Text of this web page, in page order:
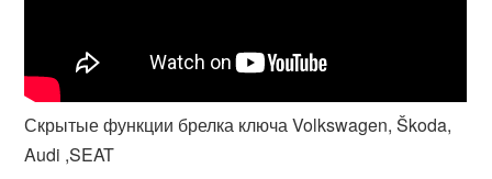
Скрытые функции брелка ключа Volkswagen, Škoda,
Audi ,SEAT